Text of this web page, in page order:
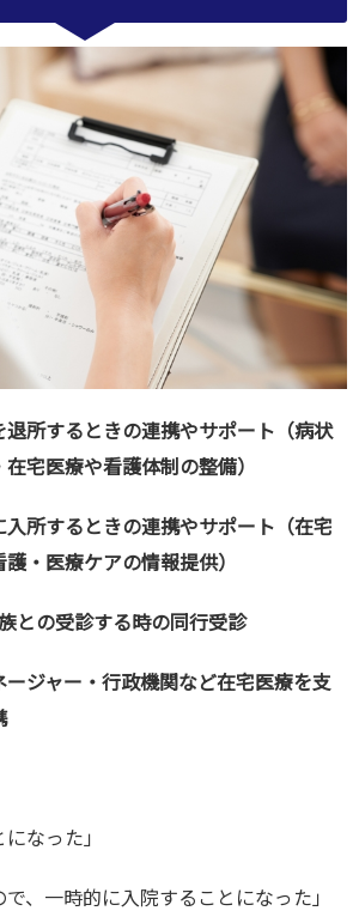
所するときの連携やサポート（病状
宅医療や看護体制の整備）
所するときの連携やサポート（在宅
・医療ケアの情報提供）
との受診する時の同行受診
ジャー・行政機関など在宅医療を支
なった」
で、一時的に入院することになった」